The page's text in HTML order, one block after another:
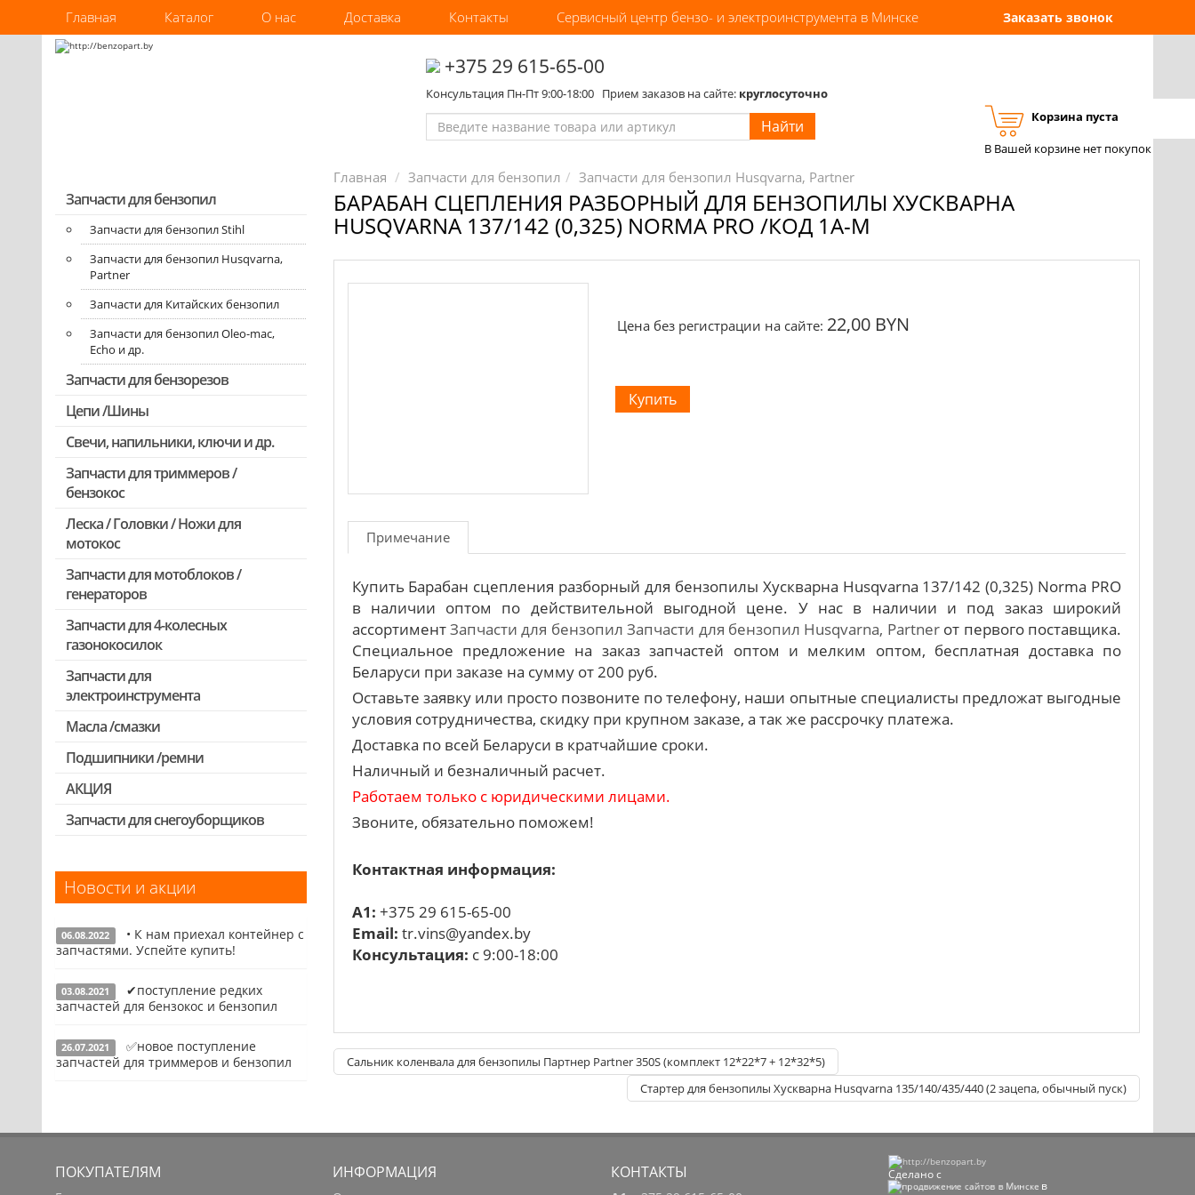
Заказать звонок
Главная Каталог О нас Доставка Контакты Сервисный центр бензо- и электроинструмента в Минске
‎+375 29 615-65-00
Консультация Пн-Пт 9:00-18:00 Прием заказов на сайте: круглосуточно
Корзина пуста
В Вашей корзине нет покупок
Найти Вход Регистрация
Запчасти для бензопил
Запчасти для бензопил Stihl
Запчасти для бензопил Husqvarna,
Partner
Запчасти для Китайских бензопил
Запчасти для бензопил Oleo-mac,
Echo и др.
Запчасти для бензорезов
Цепи /Шины
Свечи, напильники, ключи и др.
Запчасти для триммеров /
бензокос
Запчасти для Китайских триммеров
Запчасти для мотокос Stihl
/Husqvarna /Oleo-mac /Echo и др.
Леска / Головки / Ножи для
мотокос
Запчасти для мотоблоков /
генераторов
Запчасти для 4-колесных
газонокосилок
Запчасти для
электроинструмента
Двигатели, редукторы для
Патроны для шуруповертов /
перфораторов
Выключатели, переключатели
Запчасти для УШМ (болгарок)
другие
Якоря, статоры
Щётки, щёточные узлы
Масла /смазки
Подшипники /ремни
АКЦИЯ
Скидка 50%
Запчасти для снегоуборщиков
Новости и акции
06.08.2022
• К нам приехал контейнер с
запчастями. Успейте купить!
Подробнее
03.08.2021
✔поступление редких
запчастей для бензокос и бензопил
Подробнее
26.07.2021
✅новое поступление
запчастей для триммеров и бензопил
Главная Запчасти для бензопил Запчасти для бензопил Husqvarna, Partner
БАРАБАН СЦЕПЛЕНИЯ РАЗБОРНЫЙ ДЛЯ БЕНЗОПИЛЫ ХУСКВАРНА
HUSQVARNA 137/142 (0,325) NORMA PRO /КОД 1A-M
Цена без регистрации на сайте: 22,00 BYN
Примечание
Купить Барабан сцепления разборный для бензопилы Хускварна Husqvarna 137/142 (0,325) Norma PRO
в наличии оптом по действительной выгодной цене. У нас в наличии и под заказ широкий
ассортиментЗапчасти для бензопил Запчасти для бензопил Husqvarna, Partnerот первого поставщика.
Специальное предложение на заказ запчастей оптом и мелким оптом, бесплатная доставка по
Беларуси при заказе на сумму от 200 руб.
Оставьте заявку или просто позвоните по телефону, наши опытные специалисты предложат выгодные
условия сотрудничества, скидку при крупном заказе, а так же рассрочку платежа.
Доставка по всей Беларуси в кратчайшие сроки.
Наличный и безналичный расчет.
Работаем только с юридическими лицами.
Звоните, обязательно поможем!
Контактная информация:
A1: +375 29 615-65-00
Email: tr.vins@yandex.by
Консультация: с 9:00-18:00
Сальник коленвала для бензопилы Партнер Partner 350S (комплект 12*22*7 + 12*32*5)
Стартер для бензопилы Хускварна Husqvarna 135/140/435/440 (2 зацепа, обычный пуск)
ПОКУПАТЕЛЯМ ИНФОРМАЦИЯ КОНТАКТЫ
Сделано с
в